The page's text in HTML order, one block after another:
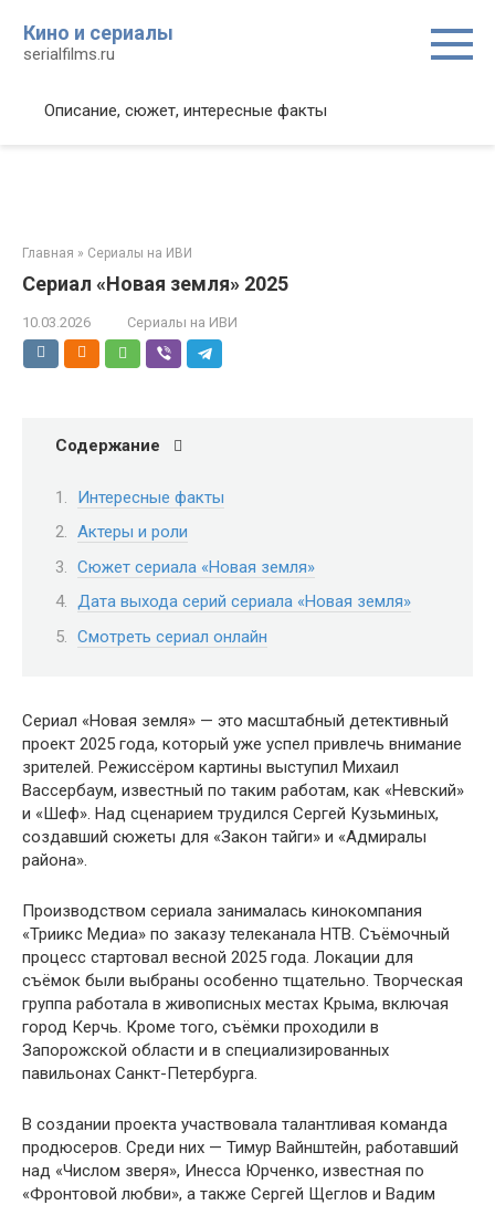
контенту
Кино и сериалы
serialfilms.ru
Описание, сюжет, интересные факты
Главная » Сериалы на ИВИ
Сериал «Новая земля» 2025
10.03.2026 Сериалы на ИВИ
Содержание
Интересные факты
Актеры и роли
Сюжет сериала «Новая земля»
Дата выхода серий сериала «Новая земля»
Смотреть сериал онлайн
Сериал «Новая земля» — это масштабный детективный
проект 2025 года, который уже успел привлечь внимание
зрителей. Режиссёром картины выступил Михаил
Вассербаум, известный по таким работам, как «Невский»
и «Шеф». Над сценарием трудился Сергей Кузьминых,
создавший сюжеты для «Закон тайги» и «Адмиралы
района».
Производством сериала занималась кинокомпания
«Триикс Медиа» по заказу телеканала НТВ. Съёмочный
процесс стартовал весной 2025 года. Локации для
съёмок были выбраны особенно тщательно. Творческая
группа работала в живописных местах Крыма, включая
город Керчь. Кроме того, съёмки проходили в
Запорожской области и в специализированных
павильонах Санкт-Петербурга.
В создании проекта участвовала талантливая команда
продюсеров. Среди них — Тимур Вайнштейн, работавший
над «Числом зверя», Инесса Юрченко, известная по
«Фронтовой любви», а также Сергей Щеглов и Вадим